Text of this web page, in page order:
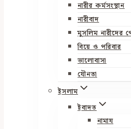
নারীর কর্মসংস্থান
নারীবাদ
মুসলিম নারীদের
বিয়ে ও পরিবার
ভালোবাসা
যৌনতা
ইসলাম
ইবাদত
নামায